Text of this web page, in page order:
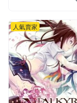
人氣賣家